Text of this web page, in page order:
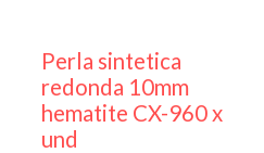
Perla sintetica
redonda 10mm
hematite CX-960 x
und